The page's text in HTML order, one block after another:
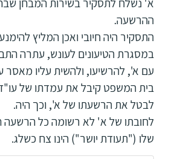
ההרשעה.
התסקיר היה חיובי ואכן המליץ
במסגרת הטיעונים לעונש, עתרה
עם א', להרשיעו, ולהשית עליו מאסר
בית המשפט קיבל את עמדתו של
לבטל את הרשעתו של א', וכך היה.
לחובתו של א' לא רשומה כל הרשעה
שלו ("תעודת יושר") הינו צח כשלג.